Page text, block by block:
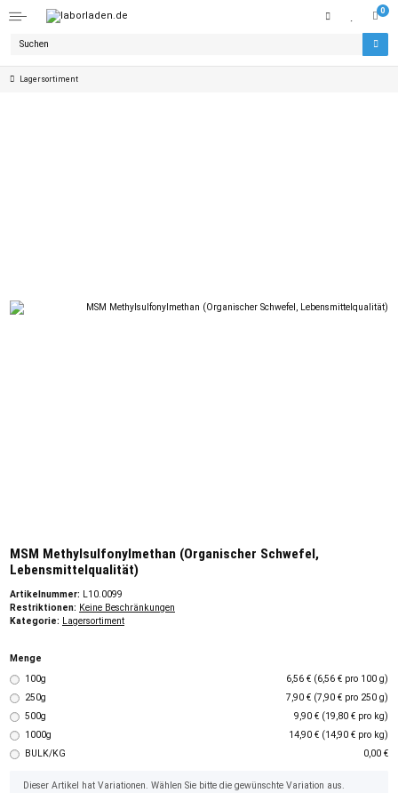
0
Lagersortiment
MSM Methylsulfonylmethan (Organischer Schwefel,
Lebensmittelqualität)
Artikelnummer: L10.0099
Restriktionen: Keine Beschränkungen
Kategorie: Lagersortiment
Menge
100g
6,56 € (6,56 € pro 100 g)
250g
7,90 € (7,90 € pro 250 g)
500g
9,90 € (19,80 € pro kg)
1000g
14,90 € (14,90 € pro kg)
BULK/KG
0,00 €
xDieser Artikel hat Variationen. Wählen Sie bitte die gewünschte Variation aus.